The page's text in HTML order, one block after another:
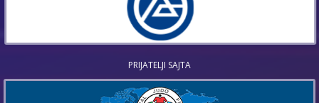
PRIJATELJI SAJTA